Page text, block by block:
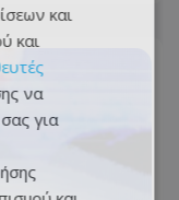
και
και
να
για